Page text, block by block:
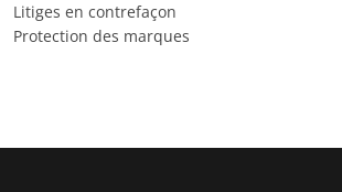
Litiges en contrefaçon
Protection des marques